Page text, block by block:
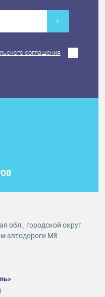
соглашения
обл., городской округ
автодороги М8